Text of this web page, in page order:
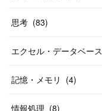
思考 (83)
エクセル・データベース
記憶・メモリ (4)
情報処理 (8)